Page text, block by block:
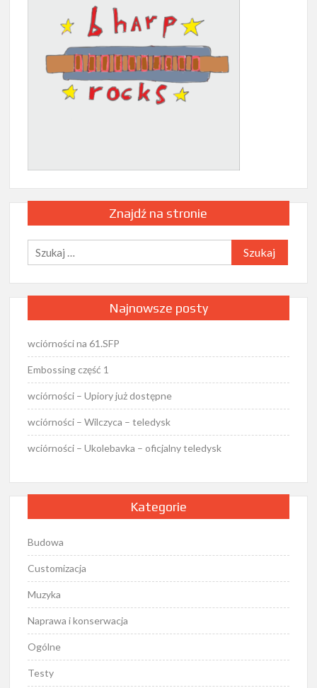
Znajdź na stronie
Szukaj:
Najnowsze posty
wciórności na 61.SFP
Embossing część 1
wciórności – Upiory już dostępne
wciórności – Wilczyca – teledysk
wciórności – Ukolebavka – oficjalny teledysk
Kategorie
Budowa
Customizacja
Muzyka
Naprawa i konserwacja
Ogólne
Testy